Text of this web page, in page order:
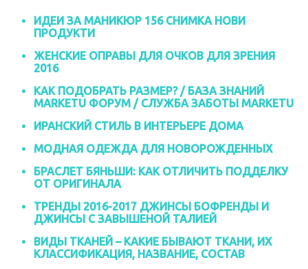
ИДЕИ ЗА МАНИКЮР 156 СНИМКА НОВИ
ПРОДУКТИ
ЖЕНСКИЕ ОПРАВЫ ДЛЯ ОЧКОВ ДЛЯ ЗРЕНИЯ
2016
КАК ПОДОБРАТЬ РАЗМЕР? / БАЗА ЗНАНИЙ
MARKETU ФОРУМ / СЛУЖБА ЗАБОТЫ MARKETU
ИРАНСКИЙ СТИЛЬ В ИНТЕРЬЕРЕ ДОМА
МОДНАЯ ОДЕЖДА ДЛЯ НОВОРОЖДЕННЫХ
БРАСЛЕТ БЯНЬШИ: КАК ОТЛИЧИТЬ ПОДДЕЛКУ
ОТ ОРИГИНАЛА
ТРЕНДЫ 2016-2017 ДЖИНСЫ БОФРЕНДЫ И
ДЖИНСЫ С ЗАВЫШЕНОЙ ТАЛИЕЙ
ВИДЫ ТКАНЕЙ – КАКИЕ БЫВАЮТ ТКАНИ, ИХ
КЛАССИФИКАЦИЯ, НАЗВАНИЕ, СОСТАВ